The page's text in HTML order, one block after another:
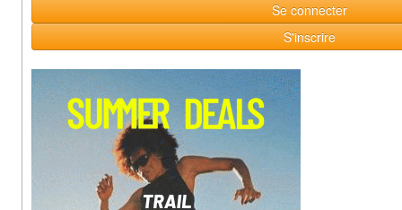
Se connecter
S'inscrire